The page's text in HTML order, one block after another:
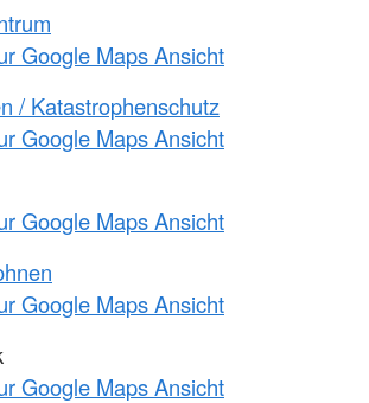
Google Maps Ansicht
/ Katastrophenschutz
Google Maps Ansicht
Google Maps Ansicht
Google Maps Ansicht
Google Maps Ansicht